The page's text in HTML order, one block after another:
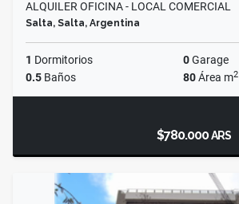
ALQUILER OFICINA - LOCAL COMERCIAL
Salta, Salta, Argentina
1 Dormitorios 0Garage
0.5 Baños 80Área m2
$780.000ARS